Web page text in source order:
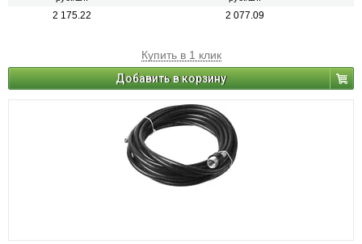
2 175.22 2 077.09
Купить в 1 клик
Добавить в корзину